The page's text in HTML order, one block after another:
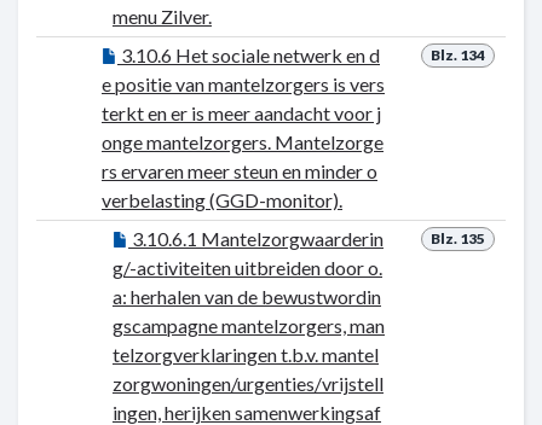
menu Zilver.
Blz. 134
3.10.6 Het sociale netwerk en d
e positie van mantelzorgers is vers
terkt en er is meer aandacht voor j
onge mantelzorgers. Mantelzorge
rs ervaren meer steun en minder o
verbelasting (GGD-monitor).
Blz. 135
3.10.6.1 Mantelzorgwaarderin
g/-activiteiten uitbreiden door o.
a: herhalen van de bewustwordin
gscampagne mantelzorgers, man
telzorgverklaringen t.b.v. mantel
zorgwoningen/urgenties/vrijstell
ingen, herijken samenwerkingsaf